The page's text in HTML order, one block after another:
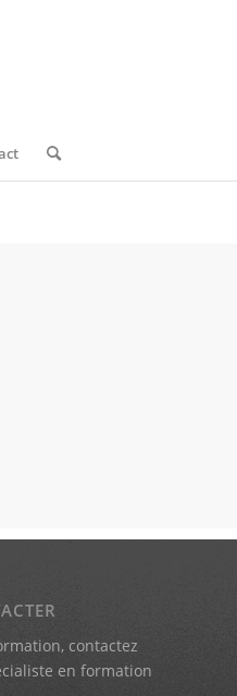
contactez
en formation